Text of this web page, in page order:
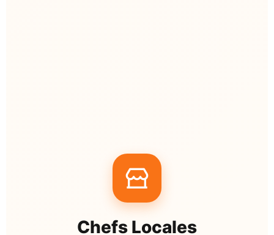
Chefs Locales